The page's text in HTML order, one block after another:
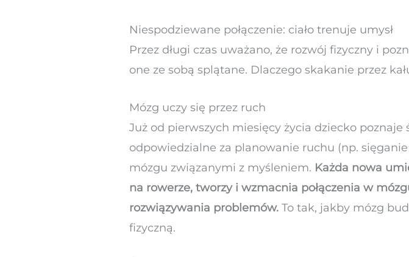
Niespodziewane połączenie: ciało trenuje umysł
Przez długi czas uważano, że rozwój fizyczny i
one ze sobą splątane. Dlaczego skakanie przez
Mózg uczy się przez ruch
Już od pierwszych miesięcy życia dziecko poznaje
odpowiedzialne za planowanie ruchu (np.
mózgu związanymi z myśleniem. Każda nowa
na rowerze, tworzy i wzmacnia połączenia w
rozwiązywania problemów. To tak, jakby mózg
fizyczną.